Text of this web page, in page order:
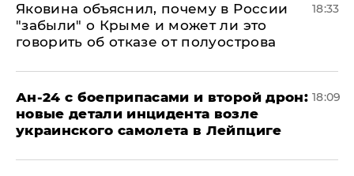
Яковина объяснил, почему в России
"забыли" о Крыме и может ли это
говорить об отказе от полуострова
18:33
Ан-24 с боеприпасами и второй дрон:
новые детали инцидента возле
украинского самолета в Лейпциге
18:09